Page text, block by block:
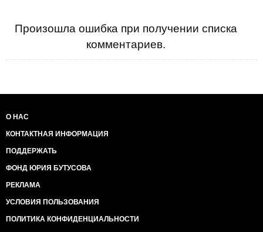
Произошла ошибка при получении списка
комментариев.
О НАС
КОНТАКТНАЯ ИНФОРМАЦИЯ
ПОДДЕРЖАТЬ
ФОНД ЮРИЯ БУТУСОВА
РЕКЛАМА
УСЛОВИЯ ПОЛЬЗОВАНИЯ
ПОЛИТИКА КОНФИДЕНЦИАЛЬНОСТИ